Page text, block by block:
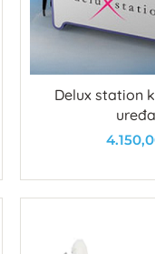
Delux station